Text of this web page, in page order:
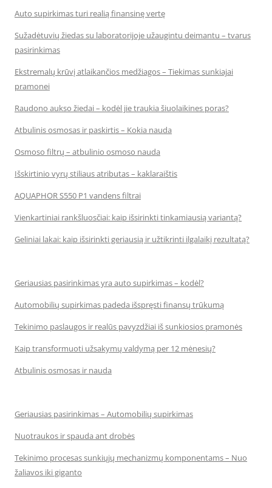
Auto supirkimas turi realią finansinę vertę
Sužadėtuvių žiedas su laboratorijoje užaugintu deimantu – tvarus
pasirinkimas
Ekstremalų krūvį atlaikančios medžiagos – Tiekimas sunkiajai
pramonei
Raudono aukso žiedai – kodėl jie traukia šiuolaikines poras?
Atbulinis osmosas ir paskirtis – Kokia nauda
Osmoso filtrų – atbulinio osmoso nauda
Išskirtinio vyrų stiliaus atributas – kaklaraištis
AQUAPHOR S550 P1 vandens filtrai
Vienkartiniai rankšluosčiai: kaip išsirinkti tinkamiausią variantą?
Geliniai lakai: kaip išsirinkti geriausią ir užtikrinti ilgalaikį rezultatą?
Geriausias pasirinkimas yra auto supirkimas – kodėl?
Automobilių supirkimas padeda išspręsti finansų trūkumą
Tekinimo paslaugos ir realūs pavyzdžiai iš sunkiosios pramonės
Kaip transformuoti užsakymų valdymą per 12 mėnesių?
Atbulinis osmosas ir nauda
Geriausias pasirinkimas – Automobilių supirkimas
Nuotraukos ir spauda ant drobės
Tekinimo procesas sunkiųjų mechanizmų komponentams – Nuo
žaliavos iki giganto